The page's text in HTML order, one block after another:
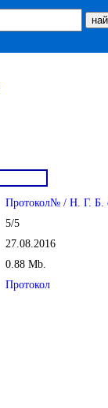
Протокол№ / Н. Г. Б.
5/5
27.08.2016
0.88 Mb.
Протокол